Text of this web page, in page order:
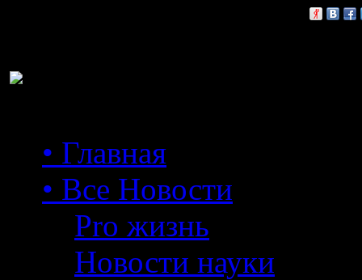
• Главная
• Все Новости
Pro жизнь
Новости науки